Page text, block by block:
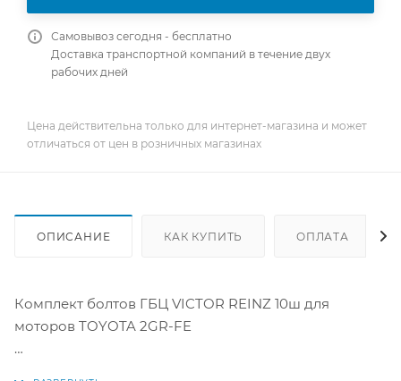
Самовывоз сегодня - бесплатно
Доставка транспортной компаний в течение двух
рабочих дней
Цена действительна только для интернет-магазина и может
отличаться от цен в розничных магазинах
ОПИСАНИЕ КАК КУПИТЬ ОПЛАТА
Комплект болтов ГБЦ VICTOR REINZ 10ш для
моторов TOYOTA 2GR-FE